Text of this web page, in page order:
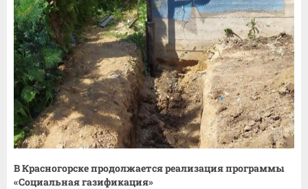
В Красногорске продолжается реализация программы
«Социальная газификация»